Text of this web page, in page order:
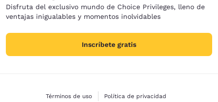
Disfruta del exclusivo mundo de Choice Privileges, lleno de
ventajas inigualables y momentos inolvidables
Inscríbete gratis
Términos de uso Política de privacidad